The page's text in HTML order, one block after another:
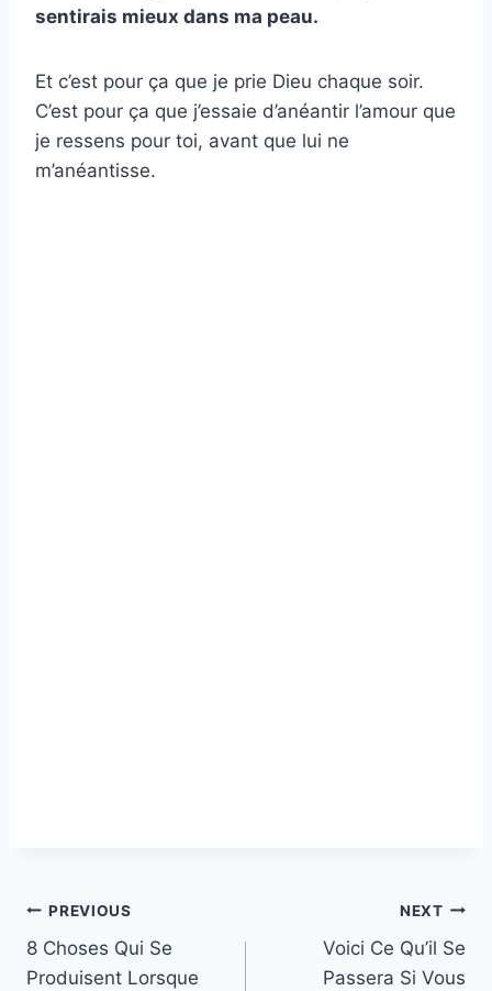
sentirais mieux dans ma peau.
Et c’est pour ça que je prie Dieu chaque soir.
C’est pour ça que j’essaie d’anéantir l’amour que
je ressens pour toi, avant que lui ne
m’anéantisse.
Post
navigation
PREVIOUS
8 Choses Qui Se
Produisent Lorsque
NEXT
Voici Ce Qu’il Se
Passera Si Vous